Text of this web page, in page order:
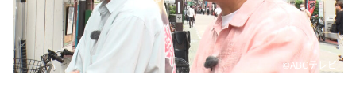
©️ABCテレビ